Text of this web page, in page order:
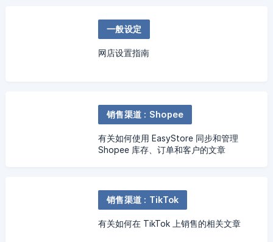
一般设定
网店设置指南
销售渠道 : Shopee
有关如何使用 EasyStore 同步和管理
Shopee 库存、订单和客户的文章
销售渠道 : TikTok
有关如何在 TikTok 上销售的相关文章